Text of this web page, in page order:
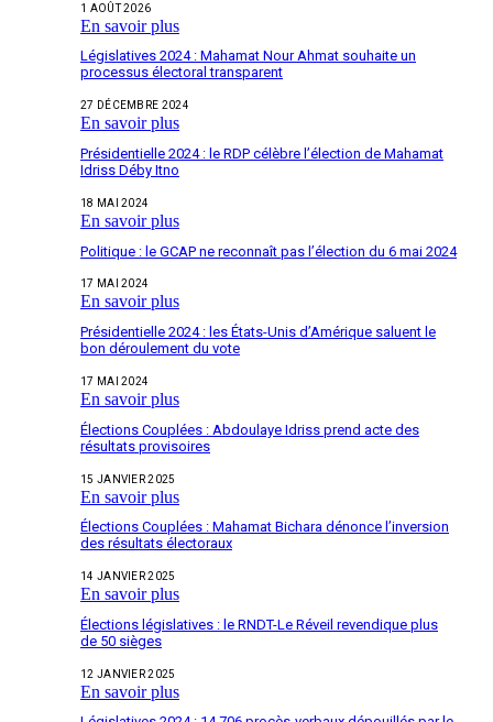
1 AOÛT 2026
En savoir plus
Législatives 2024 : Mahamat Nour Ahmat souhaite un
processus électoral transparent
27 DÉCEMBRE 2024
En savoir plus
Présidentielle 2024 : le RDP célèbre l’élection de Mahamat
Idriss Déby Itno
18 MAI 2024
En savoir plus
Politique : le GCAP ne reconnaît pas l’élection du 6 mai 2024
17 MAI 2024
En savoir plus
Présidentielle 2024 : les États-Unis d’Amérique saluent le
bon déroulement du vote
17 MAI 2024
En savoir plus
Élections Couplées : Abdoulaye Idriss prend acte des
résultats provisoires
15 JANVIER 2025
En savoir plus
Élections Couplées : Mahamat Bichara dénonce l’inversion
des résultats électoraux
14 JANVIER 2025
En savoir plus
Élections législatives : le RNDT-Le Réveil revendique plus
de 50 sièges
12 JANVIER 2025
En savoir plus